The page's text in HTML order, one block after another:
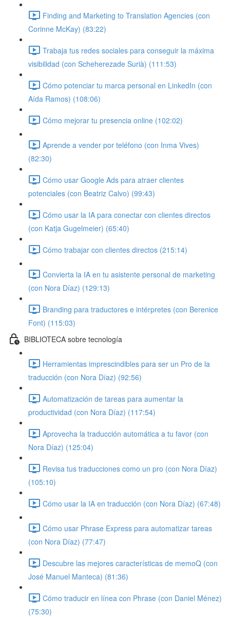
Finding and Marketing to Translation Agencies (con
Corinne McKay) (83:22)
Trabaja tus redes sociales para conseguir la máxima
visibilidad (con Scheherezade Surià) (111:53)
Cómo potenciar tu marca personal en LinkedIn (con
Aída Ramos) (108:06)
Cómo mejorar tu presencia online (102:02)
Aprende a vender por teléfono (con Inma Vives)
(82:30)
Cómo usar Google Ads para atraer clientes
potenciales (con Beatriz Calvo) (99:43)
Cómo usar la IA para conectar con clientes directos
(con Katja Gugelmeier) (65:40)
Cómo trabajar con clientes directos (215:14)
Convierta la IA en tu asistente personal de marketing
(con Nora Díaz) (129:13)
Branding para traductores e intérpretes (con Berenice
Font) (115:03)
BIBLIOTECA sobre tecnología
Herramientas imprescindibles para ser un Pro de la
traducción (con Nora Díaz) (92:56)
Automatización de tareas para aumentar la
productividad (con Nora Díaz) (117:54)
Aprovecha la traducción automática a tu favor (con
Nora Díaz) (125:04)
Revisa tus traducciones como un pro (con Nora Díaz)
(105:10)
Cómo usar la IA en traducción (con Nora Díaz) (67:48)
Cómo usar Phrase Express para automatizar tareas
(con Nora Díaz) (77:47)
Descubre las mejores características de memoQ (con
José Manuel Manteca) (81:36)
Cómo traducir en línea con Phrase (con Daniel Ménez)
(75:30)